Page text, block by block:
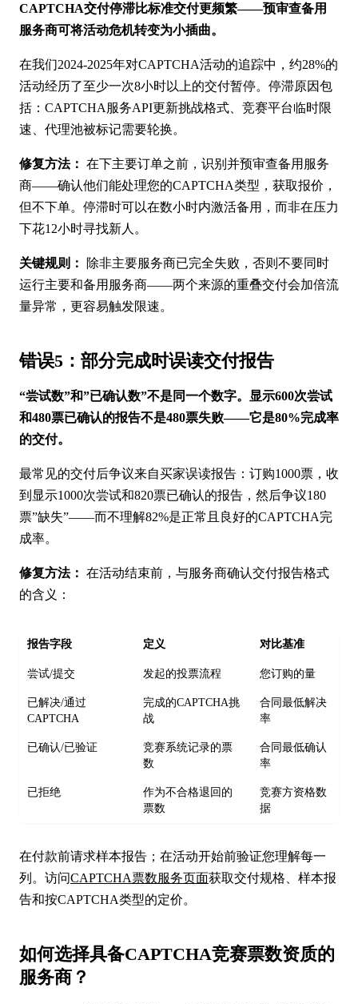
CAPTCHA交付停滞比标准交付更频繁——预审查备用
服务商可将活动危机转变为小插曲。
在我们2024-2025年对CAPTCHA活动的追踪中，约28%的
活动经历了至少一次8小时以上的交付暂停。停滞原因包
括：CAPTCHA服务API更新挑战格式、竞赛平台临时限
速、代理池被标记需要轮换。
修复方法： 在下主要订单之前，识别并预审查备用服务
商——确认他们能处理您的CAPTCHA类型，获取报价，
但不下单。停滞时可以在数小时内激活备用，而非在压力
下花12小时寻找新人。
关键规则：
除非主要服务商已完全失败，否则不要同时
运行主要和备用服务商——两个来源的重叠交付会加倍流
量异常，更容易触发限速。
错误5：部分完成时误读交付报告
“尝试数”和”已确认数”不是同一个数字。显示600次尝试
和480票已确认的报告不是480票失败——它是80%完成率
的交付。
最常见的交付后争议来自买家误读报告：订购1000票，收
到显示1000次尝试和820票已确认的报告，然后争议180
票”缺失”——而不理解82%是正常且良好的CAPTCHA完
成率。
修复方法： 在活动结束前，与服务商确认交付报告格式
的含义：
报告字段 定义 对比基准
尝试/提交 发起的投票流程 您订购的量
已解决/通过
CAPTCHA
完成的CAPTCHA挑
战
合同最低解决
率
已确认/已验证
竞赛系统记录的票
数
合同最低确认
率
已拒绝
作为不合格退回的
票数
竞赛方资格数
据
在付款前请求样本报告；在活动开始前验证您理解每一
列。访问CAPTCHA票数服务页面获取交付规格、样本报
告和按CAPTCHA类型的定价。
如何选择具备CAPTCHA竞赛票数资质的
服务商？